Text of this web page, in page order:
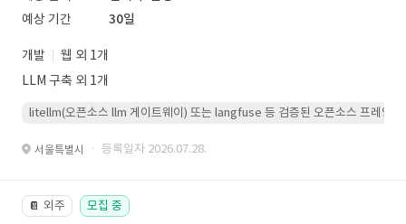
예상 기간
30일
개발
웹 외 1개
LLM 구축 외 1개
litellm(오픈소스 llm 게이트웨이) 또는 langfuse 등 검증된 오픈소스 프레임워
서울특별시 · 등록일자 2026.07.28.
📔 외주 모집 중